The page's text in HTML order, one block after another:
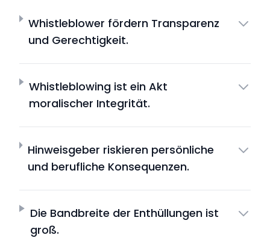
Whistleblower fördern Transparenz
und Gerechtigkeit.
Whistleblowing ist ein Akt
moralischer Integrität.
Hinweisgeber riskieren persönliche
und berufliche Konsequenzen.
Die Bandbreite der Enthüllungen ist
groß.